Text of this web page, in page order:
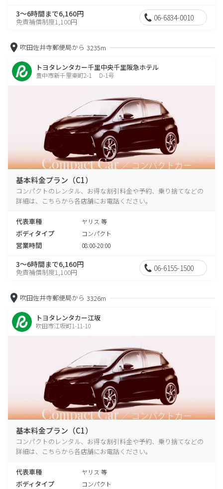
3～6時間まで6,160円
免責補償制度1,100円 06-6834-0010
吹田佐井寺郵便局から 3235m
トヨタレンタカー千里中央千里阪急ホテル
豊中市新千里東町2-1 D-1号
基本料金プラン（C1）
コンパクトのレンタル、お得な割引料金や予約、乗り捨てなどの
詳細は、こちらから各店舗にお電話ください。
代表車種 ヤリス 等
ボディタイプ コンパクト
営業時間 08:00-20:00
3～6時間まで6,160円
免責補償制度1,100円 06-6155-1500
吹田佐井寺郵便局から 3326m
トヨタレンタカー江坂
吹田市江坂町1-11-10
基本料金プラン（C1）
コンパクトのレンタル、お得な割引料金や予約、乗り捨てなどの
詳細は、こちらから各店舗にお電話ください。
代表車種 ヤリス 等
ボディタイプ コンパクト